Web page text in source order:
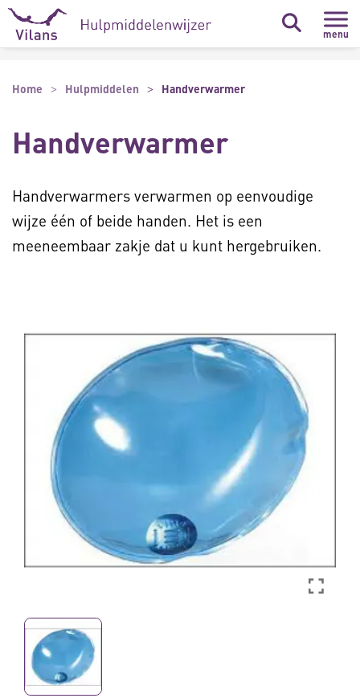
Naar hoofdinhoud
Naar footer
menu
Home Hulpmiddelen Handverwarmer
Handverwarmer
Handverwarmers verwarmen op eenvoudige
wijze één of beide handen. Het is een
meeneembaar zakje dat u kunt hergebruiken.